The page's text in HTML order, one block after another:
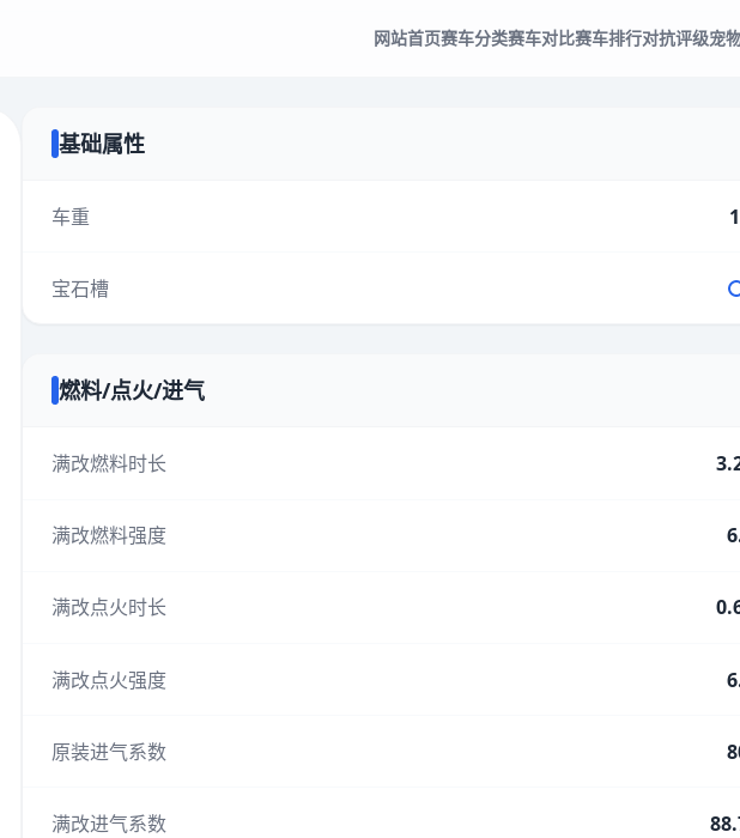
网站首页赛车分类赛车对比赛车排行对抗评级宠
基础属性
车重
宝石槽
燃料/点火/进气
满改燃料时长
满改燃料强度
满改点火时长
满改点火强度
原装进气系数
满改进气系数
5.0分
5.0分
5.0分